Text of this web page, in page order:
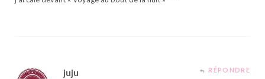
juju RÉPONDRE